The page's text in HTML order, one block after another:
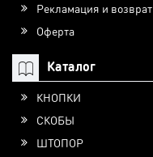
Рекламация и возврат
Оферта
Каталог
КНОПКИ
СКОБЫ
ШТОПОР